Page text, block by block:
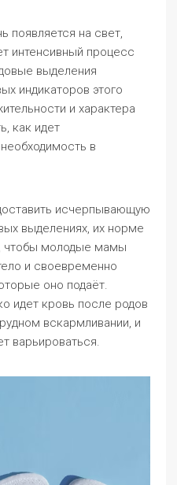
появляется на свет,
интенсивный процесс
выделения
индикаторов этого
и характера
как идет
в
исчерпывающую
выделениях, их норме
чтобы молодые мамы
и своевременно
оно подаёт.
идет кровь после родов
вскармливании, и
варьироваться.